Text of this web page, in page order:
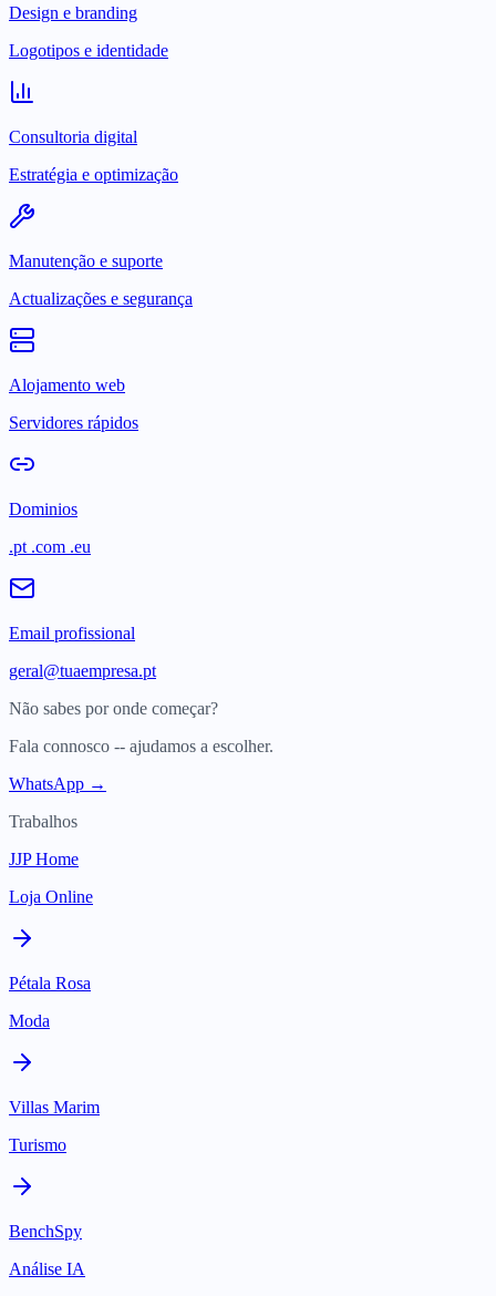
Design e branding
Logotipos e identidade
Consultoria digital
Estratégia e optimização
Manutenção e suporte
Actualizações e segurança
Alojamento web
Servidores rápidos
Dominios
.pt .com .eu
Email profissional
geral@tuaempresa.pt
Não sabes por onde começar?
Fala connosco -- ajudamos a escolher.
WhatsApp →
Trabalhos
JJP Home
Loja Online
Pétala Rosa
Moda
Villas Marim
Turismo
BenchSpy
Análise IA